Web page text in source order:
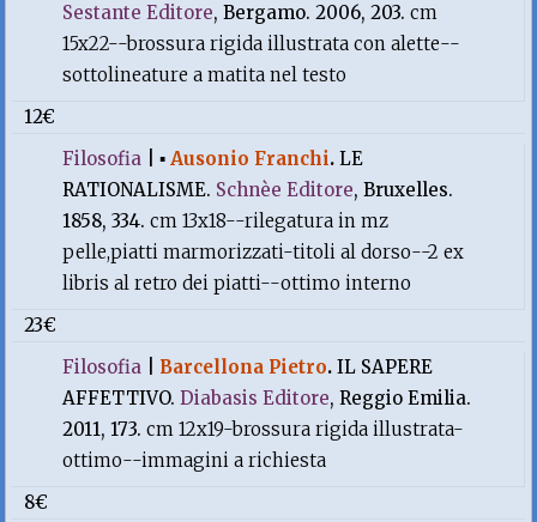
Sestante Editore, Bergamo. 2006, 203.cm
15x22--brossura rigida illustrata con alette--
sottolineature a matita nel testo
12€
Filosofia |▪Ausonio Franchi.LE
RATIONALISME. Schnèe Editore, Bruxelles.
1858, 334.cm 13x18--rilegatura in mz
pelle,piatti marmorizzati-titoli al dorso--2 ex
libris al retro dei piatti--ottimo interno
23€
Filosofia
Barcellona Pietro.IL SAPERE
AFFETTIVO.Diabasis Editore, Reggio Emilia.
2011, 173.cm 12x19-brossura rigida illustrata-
ottimo--immagini a richiesta
8€